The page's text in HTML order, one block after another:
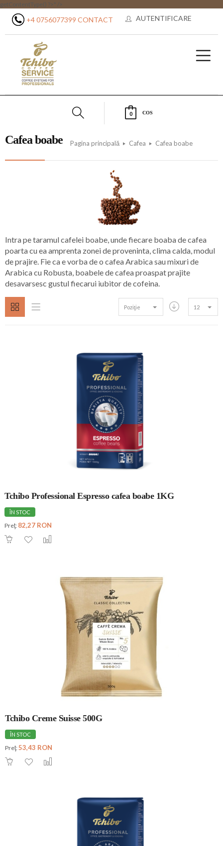
getContentType() ?>" />
+4 0756077399 CONTACT AUTENTIFICARE
0 COS
Cafea boabe Pagina principală Cafea Cafea boabe
Intra pe taramul cafelei boabe, unde fiecare boaba de cafea
poarta cu ea amprenta zonei de proveninta, clima calda, modul
de prajire. Fie ca e vorba de o cafea Arabica sau mixuri de
Arabica cu Robusta, boabele de cafea proaspat prajite
desavarsesc gustul fiecarui iubitor de cofeina.
12
Poziţie
Tchibo Professional Espresso cafea boabe 1KG
ÎN STOC
Preţ: 82,27 RON
Tchibo Creme Suisse 500G
ÎN STOC
Preţ:53,43 RON